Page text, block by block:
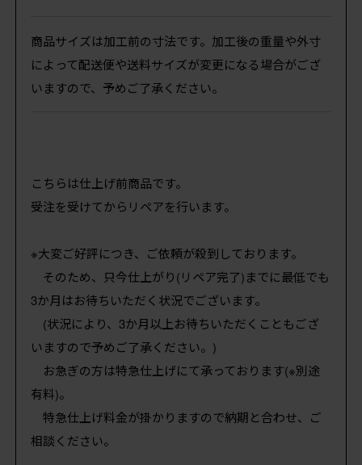
商品サイズは加工前の寸法です。加工後の重量や外寸
によって配送便や送料サイズが変更になる場合がござ
いますので、予めご了承ください。
こちらは仕上げ前商品です。
受注を受けてからリペアを行います。
※大変ご好評につき、ご依頼が殺到しております。
そのため、只今仕上がり(リペア完了)までに最低でも
3か月はお待ちいただく状況でございます。
(状況により、3か月以上お待ちいただくこともござ
いますので予めご了承ください。)
お急ぎの方は特急仕上げにて承っております(※別途
有料)。
特急仕上げ料金が掛かりますので納期と合わせ、ご
相談ください。